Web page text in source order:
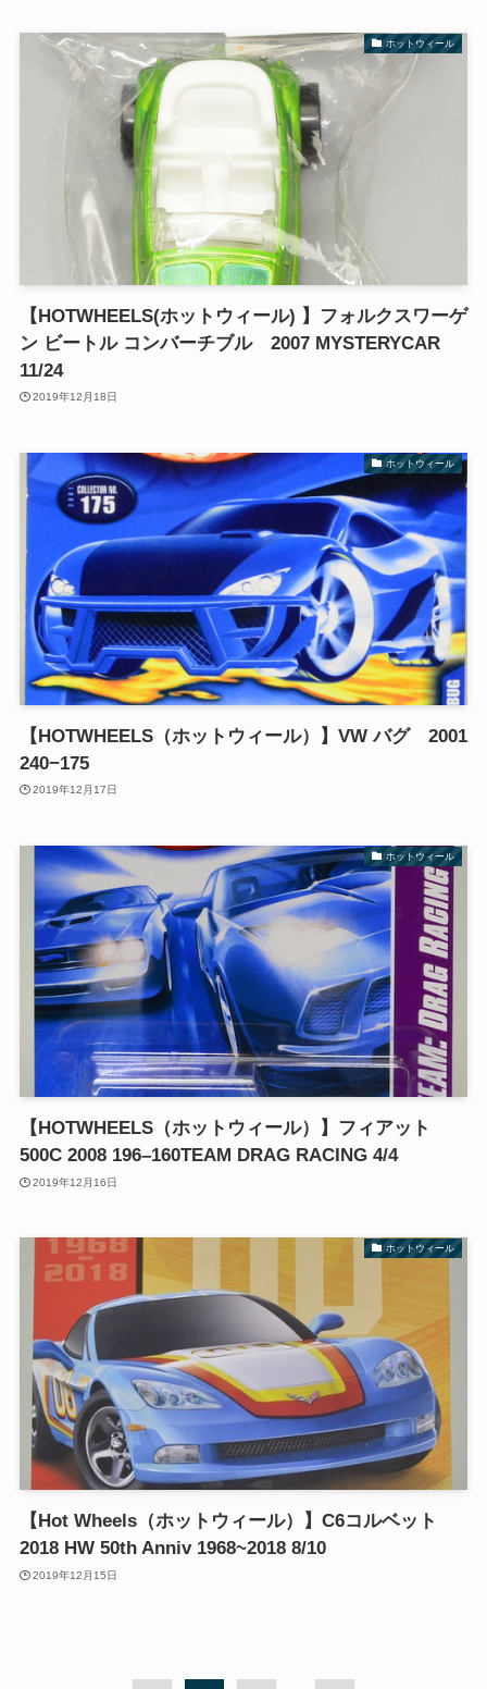
ホットウィール
【HOTWHEELS(ホットウィール) 】フォルクスワーゲ
ン ビートル コンバーチブル 2007 MYSTERYCAR
11/24
2019年12月18日
ホットウィール
【HOTWHEELS（ホットウィール）】VW バグ 2001
240−175
2019年12月17日
ホットウィール
【HOTWHEELS（ホットウィール）】フィアット
500C 2008 196–160TEAM DRAG RACING 4/4
2019年12月16日
ホットウィール
【Hot Wheels（ホットウィール）】C6コルベット
2018 HW 50th Anniv 1968~2018 8/10
2019年12月15日